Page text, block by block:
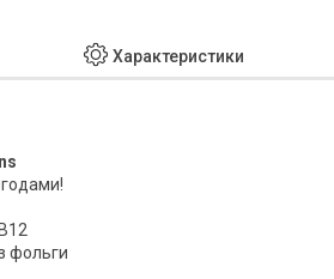
Характеристики
фольги